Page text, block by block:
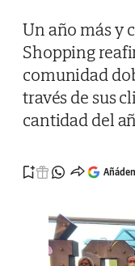
Un año más y
Shopping
comunidad
través de sus
cantidad del